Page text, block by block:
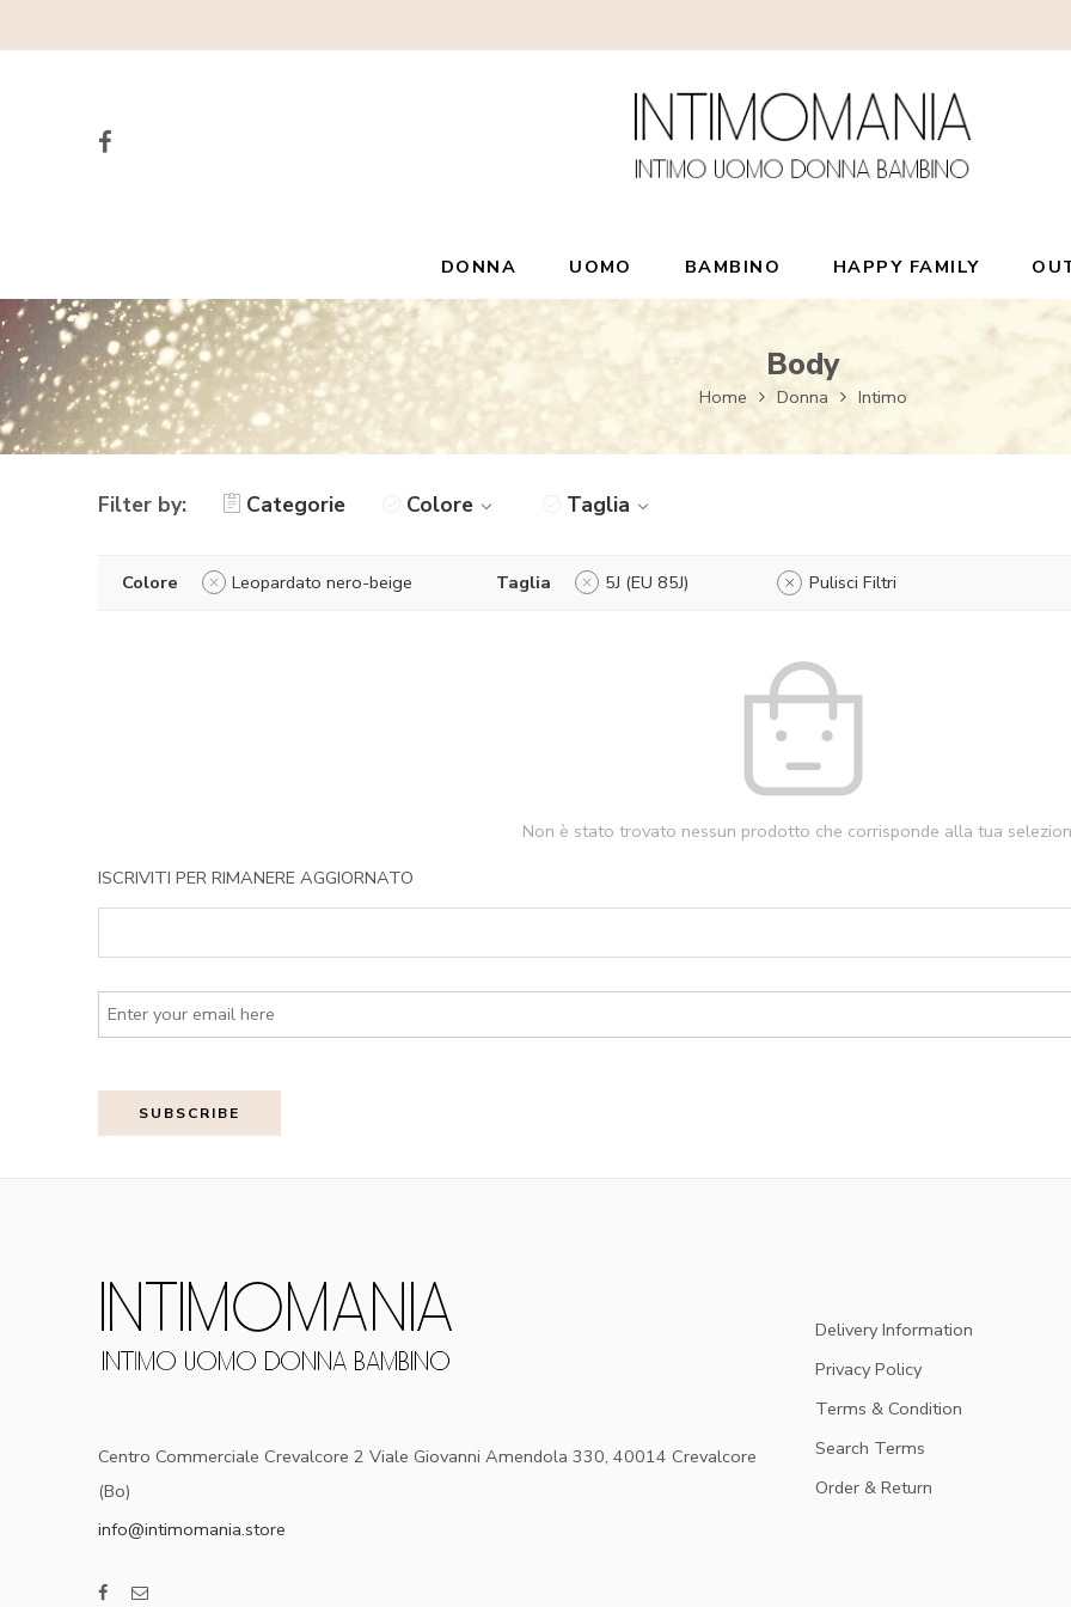
DONNA UOMO BAMBINO HAPPY FAMILY
Body
Home Donna Intimo
Filter by: Categorie Colore Taglia
Colore Leopardato nero-beige Taglia 5J (EU 85J) Pulisci Filtri
Non è stato trovato nessun prodotto che corrisponde alla tua
ISCRIVITI PER RIMANERE AGGIORNATO
Centro Commerciale Crevalcore 2 Viale Giovanni Amendola 330, 40014 Crevalcore
(Bo)
info@intimomania.store
Delivery Information
Privacy Policy
Terms & Condition
Search Terms
Order & Return